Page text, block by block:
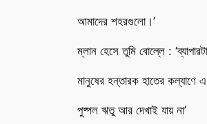
আমাদের শহরগুলো।’
ম্লান হেসে তুমি বোল্লে :
মানুষের হন্তারক হাতের কল্যাণে
পুষ্পল ঋতু আর দেখাই যায় না’